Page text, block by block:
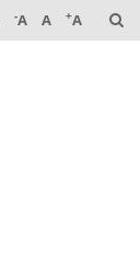
-A A +A